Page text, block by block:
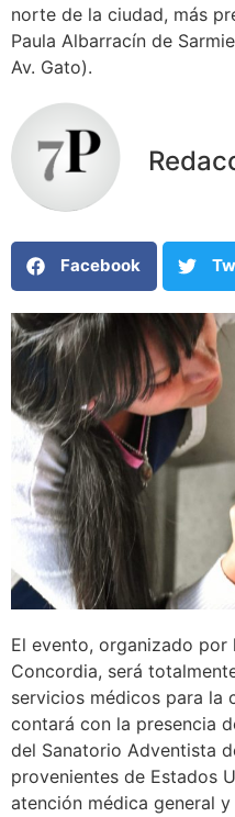
norte de la ciudad, más
Paula Albarracín de
Av. Gato).
Facebook
El evento, organizado
Concordia, será
servicios médicos para la
contará con la presencia
del Sanatorio Adventista
provenientes de Estados
atención médica general